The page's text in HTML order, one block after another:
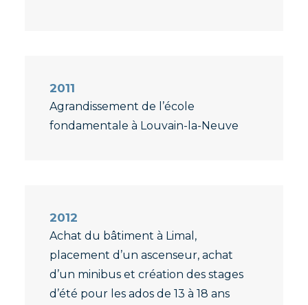
2011
Agrandissement de l’école
fondamentale à Louvain-la-Neuve
2012
Achat du bâtiment à Limal,
placement d’un ascenseur, achat
d’un minibus et création des stages
d’été pour les ados de 13 à 18 ans